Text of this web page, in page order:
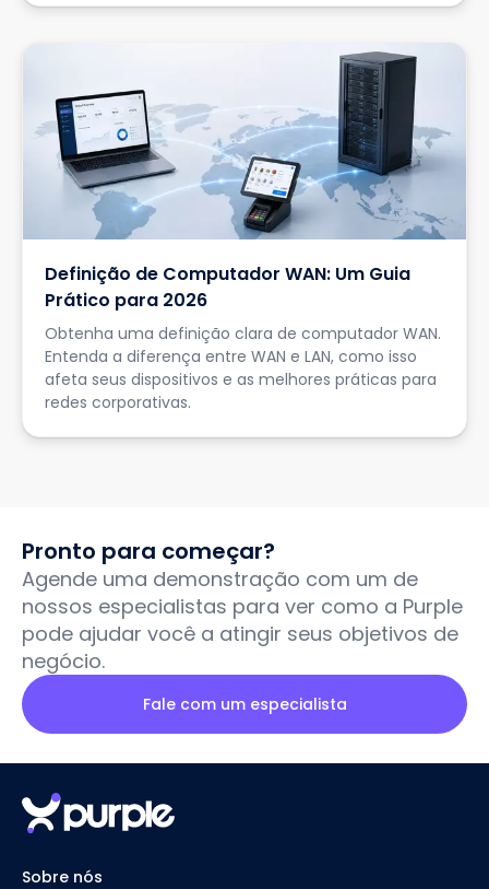
Definição de Computador WAN: Um Guia
Prático para 2026
Obtenha uma definição clara de computador WAN.
Entenda a diferença entre WAN e LAN, como isso
afeta seus dispositivos e as melhores práticas para
redes corporativas.
Pronto para começar?
Agende uma demonstração com um de
nossos especialistas para ver como a Purple
pode ajudar você a atingir seus objetivos de
negócio.
Fale com um especialista
Sobre nós